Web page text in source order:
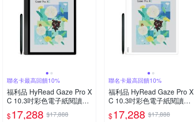
聯名卡最高回饋10%
福利品 HyRead Gaze Pro X
C 10.3吋彩色電子紙閱讀器-
沉穩黑
$17,288 $17,888
聯名卡最高回饋10%
福利品 HyRead Gaze Pro X
C 10.3吋彩色電子紙閱讀器-
純淨白
$17,288 $17,888